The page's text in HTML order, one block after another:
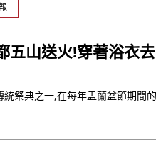
五山送火!穿著浴衣去